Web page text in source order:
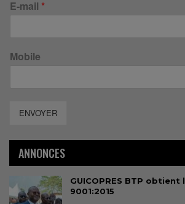
E-mail *
Mobile
ENVOYER
ANNONCES
GUICOPRES BTP
9001:2015